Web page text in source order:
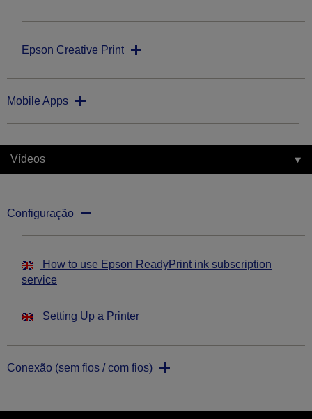
Epson Creative Print
Mobile Apps
Vídeos
Configuração
How to use Epson ReadyPrint ink subscription
service
Setting Up a Printer
Conexão (sem fios / com fios)